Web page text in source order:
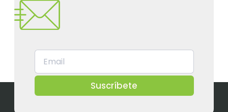
Suscríbete